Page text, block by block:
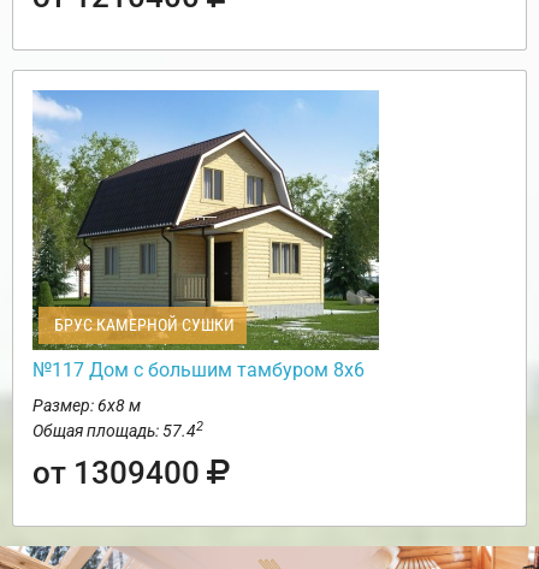
БРУС КАМЕРНОЙ СУШКИ
№117 Дом с большим тамбуром 8х6
Размер: 6х8 м
Общая площадь: 57.42
от 1309400